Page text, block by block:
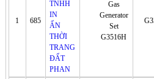
1 685
Gas
Generator
Set
G3516H